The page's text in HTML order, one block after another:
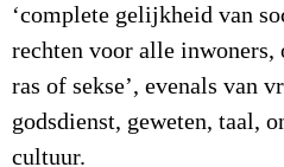
‘complete gelijkheid van
rechten voor alle inwoners,
ras of sekse’, evenals van
godsdienst, geweten, taal,
cultuur.